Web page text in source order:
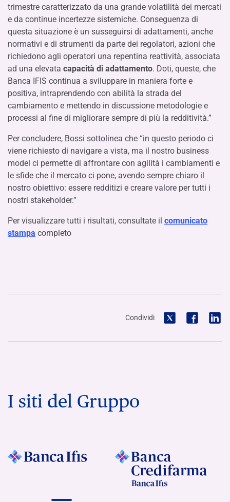
trimestre caratterizzato da una grande volatilità dei mercati
e da continue incertezze sistemiche. Conseguenza di
questa situazione è un susseguirsi di adattamenti, anche
normativi e di strumenti da parte dei regolatori, azioni che
richiedono agli operatori una repentina reattività, associata
ad una elevata capacità di adattamento. Doti, queste, che
Banca IFIS continua a sviluppare in maniera forte e
positiva, intraprendendo con abilità la strada del
cambiamento e mettendo in discussione metodologie e
processi al fine di migliorare sempre di più la redditività.”
Per concludere, Bossi sottolinea che “in questo periodo ci
viene richiesto di navigare a vista, ma il nostro business
model ci permette di affrontare con agilità i cambiamenti e
le sfide che il mercato ci pone, avendo sempre chiaro il
nostro obiettivo: essere redditizi e creare valore per tutti i
nostri stakeholder.”
Per visualizzare tutti i risultati, consultate il comunicato
stampa completo
Condividi
I siti del Gruppo